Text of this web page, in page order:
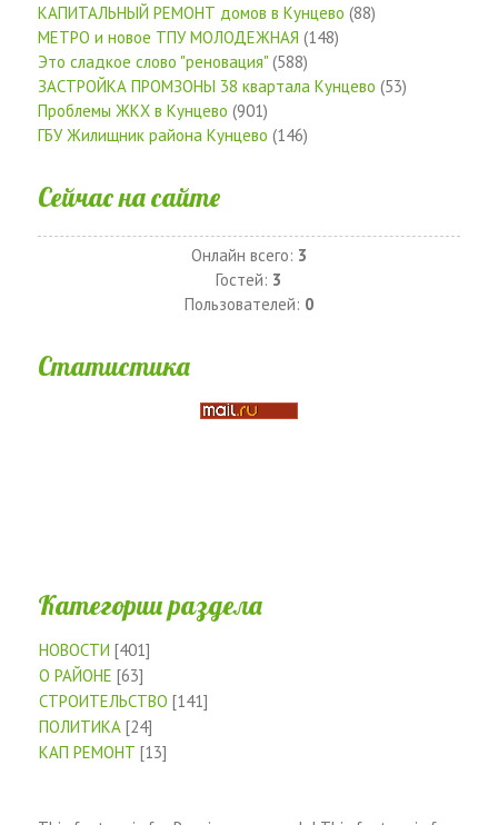
КАПИТАЛЬНЫЙ РЕМОНТ домов в Кунцево (88)
МЕТРО и новое ТПУ МОЛОДЕЖНАЯ (148)
Это сладкое слово "реновация" (588)
ЗАСТРОЙКА ПРОМЗОНЫ 38 квартала Кунцево (53)
Проблемы ЖКХ в Кунцево (901)
ГБУ Жилищник района Кунцево (146)
Сейчас на сайте
Онлайн всего: 3
Гостей: 3
Пользователей: 0
Статистика
Категории раздела
НОВОСТИ [401]
О РАЙОНЕ [63]
СТРОИТЕЛЬСТВО [141]
ПОЛИТИКА [24]
КАП РЕМОНТ [13]